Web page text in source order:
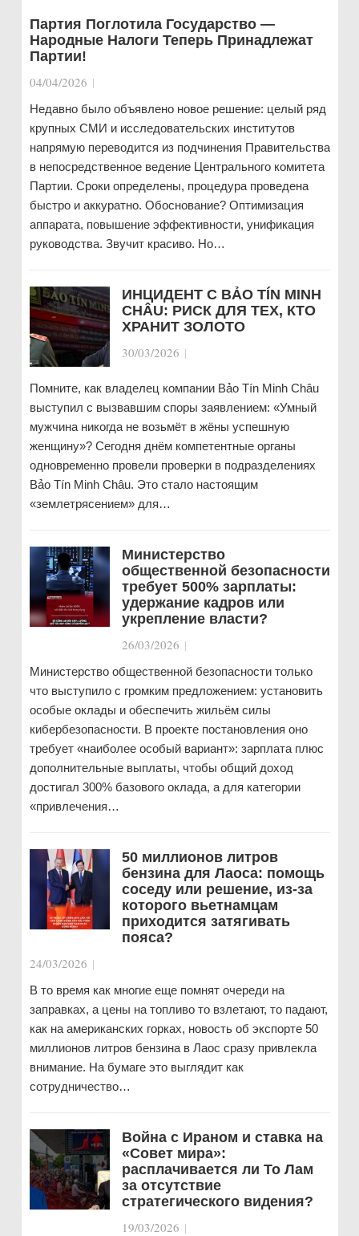
Партия Поглотила Государство —
Народные Налоги Теперь Принадлежат
Партии!
04/04/2026 |
Недавно было объявлено новое решение: целый ряд
крупных СМИ и исследовательских институтов
напрямую переводится из подчинения Правительства
в непосредственное ведение Центрального комитета
Партии. Сроки определены, процедура проведена
быстро и аккуратно. Обоснование? Оптимизация
аппарата, повышение эффективности, унификация
руководства. Звучит красиво. Но…
ИНЦИДЕНТ С BẢO TÍN MINH
CHÂU: РИСК ДЛЯ ТЕХ, КТО
ХРАНИТ ЗОЛОТО
30/03/2026 |
Помните, как владелец компании Bảo Tín Minh Châu
выступил с вызвавшим споры заявлением: «Умный
мужчина никогда не возьмёт в жёны успешную
женщину»? Сегодня днём компетентные органы
одновременно провели проверки в подразделениях
Bảo Tín Minh Châu. Это стало настоящим
«землетрясением» для…
Министерство
общественной безопасности
требует 500% зарплаты:
удержание кадров или
укрепление власти?
26/03/2026 |
Министерство общественной безопасности только
что выступило с громким предложением: установить
особые оклады и обеспечить жильём силы
кибербезопасности. В проекте постановления оно
требует «наиболее особый вариант»: зарплата плюс
дополнительные выплаты, чтобы общий доход
достигал 300% базового оклада, а для категории
«привлечения…
50 миллионов литров
бензина для Лаоса: помощь
соседу или решение, из-за
которого вьетнамцам
приходится затягивать
пояса?
24/03/2026 |
В то время как многие еще помнят очереди на
заправках, а цены на топливо то взлетают, то падают,
как на американских горках, новость об экспорте 50
миллионов литров бензина в Лаос сразу привлекла
внимание. На бумаге это выглядит как
сотрудничество…
Война с Ираном и ставка на
«Совет мира»:
расплачивается ли То Лам
за отсутствие
стратегического видения?
19/03/2026 |